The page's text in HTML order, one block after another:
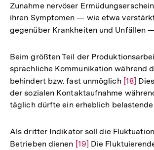
Zunahme nervöser
ihren Symptomen — wie etwa
gegenüber Krankheiten und Unfällen
Beim größten Teil der
sprachliche Kommunikation während
behindert bzw. fast unmöglich Zur
der
[18]
der sozialen Kontaktaufnahme
täglich dürfte ein erheblich
Als dritter Indikator soll die
Betrieben dienen Zur
[19] Die